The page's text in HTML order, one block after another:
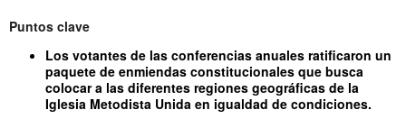
Puntos clave
Los votantes de las conferencias anuales ratificaron un
paquete de enmiendas constitucionales que busca
colocar a las diferentes regiones geográficas de la
Iglesia Metodista Unida en igualdad de condiciones.